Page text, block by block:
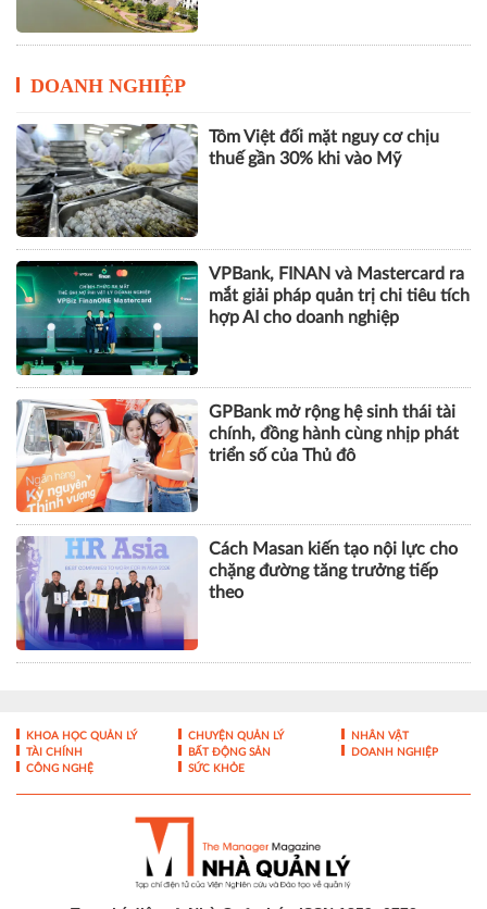
DOANH NGHIỆP
Tôm Việt đối mặt nguy cơ chịu
thuế gần 30% khi vào Mỹ
VPBank, FINAN và Mastercard ra
mắt giải pháp quản trị chi tiêu tích
hợp AI cho doanh nghiệp
GPBank mở rộng hệ sinh thái tài
chính, đồng hành cùng nhịp phát
triển số của Thủ đô
Cách Masan kiến tạo nội lực cho
chặng đường tăng trưởng tiếp
theo
KHOA HỌC QUẢN LÝ CHUYỆN QUẢN LÝ
NHÂN VẬT
TÀI CHÍNH
BẤT ĐỘNG SẢN
DOANH NGHIỆP
CÔNG NGHỆ
SỨC KHỎE